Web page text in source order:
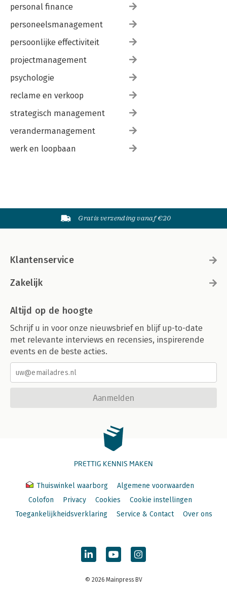
personal finance
personeelsmanagement
persoonlijke effectiviteit
projectmanagement
psychologie
reclame en verkoop
strategisch management
verandermanagement
werk en loopbaan
Gratis verzending vanaf €20
Klantenservice
Zakelijk
Altijd op de hoogte
Schrijf u in voor onze nieuwsbrief en blijf up-to-date
met relevante interviews en recensies, inspirerende
events en de beste acties.
Aanmelden
PRETTIG KENNIS MAKEN
Thuiswinkel waarborg
Algemene voorwaarden
Colofon
Privacy Cookies
Cookie instellingen
Toegankelijkheidsverklaring
Service & Contact Over ons
© 2026 Mainpress BV